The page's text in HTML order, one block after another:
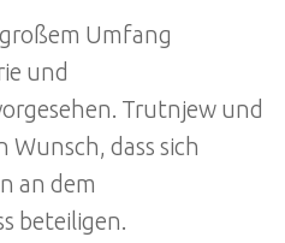
Umfang
und
Trutnjew und
dass sich
an dem
beteiligen.